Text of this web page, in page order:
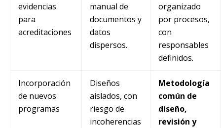
evidencias
para
acreditaciones
manual de
documentos y
datos
dispersos.
organizado
por procesos,
con
responsables
definidos.
Incorporación
de nuevos
programas
Diseños
aislados, con
riesgo de
incoherencias
Metodología
común de
diseño,
revisión y